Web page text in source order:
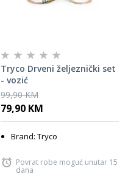
Tryco Drveni željeznički set
- vozić
99,90 KM
79,90 KM
Brand: Tryco
Povrat robe moguć unutar 15
dana